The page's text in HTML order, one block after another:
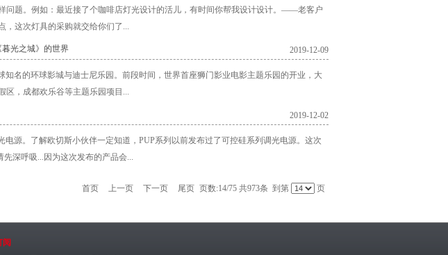
问题。例如：最近接了个咖啡店灯光设计的活儿，有时间你帮我设计设计。——老客户
，这次灯具的采购就交给你们了...
光之城》的世界 2019-12-09
名的环球影城与迪士尼乐园。前段时间，世界首座狮门影业电影主题乐园的开业，大
区，成都欢乐谷等主题乐园项目...
2019-12-02
源。了解欧切斯小伙伴一定知道，PUP系列以前发布过了可控硅系列调光电源。这次
深呼吸...因为这次发布的产品会...
首页 上一页 下一页 尾页 页数:14/75 共973条 到第 页
阅